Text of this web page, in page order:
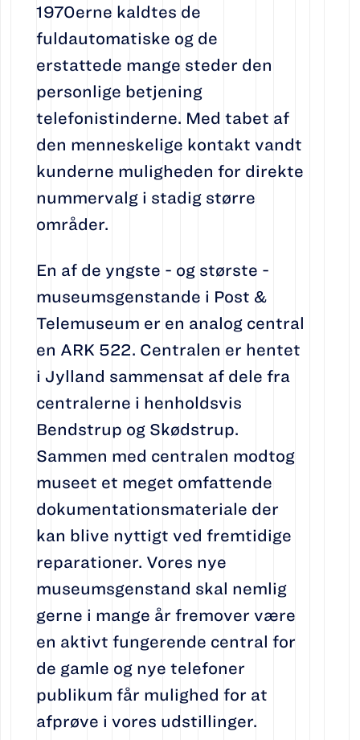
1970erne kaldtes de
fuldautomatiske og de
erstattede mange steder den
personlige betjening
telefonistinderne. Med tabet af
den menneskelige kontakt vandt
kunderne muligheden for direkte
nummervalg i stadig større
områder.
En af de yngste - og største -
museumsgenstande i Post &
Telemuseum er en analog central
en ARK 522. Centralen er hentet
i Jylland sammensat af dele fra
centralerne i henholdsvis
Bendstrup og Skødstrup.
Sammen med centralen modtog
museet et meget omfattende
dokumentationsmateriale der
kan blive nyttigt ved fremtidige
reparationer. Vores nye
museumsgenstand skal nemlig
gerne i mange år fremover være
en aktivt fungerende central for
de gamle og nye telefoner
publikum får mulighed for at
afprøve i vores udstillinger.